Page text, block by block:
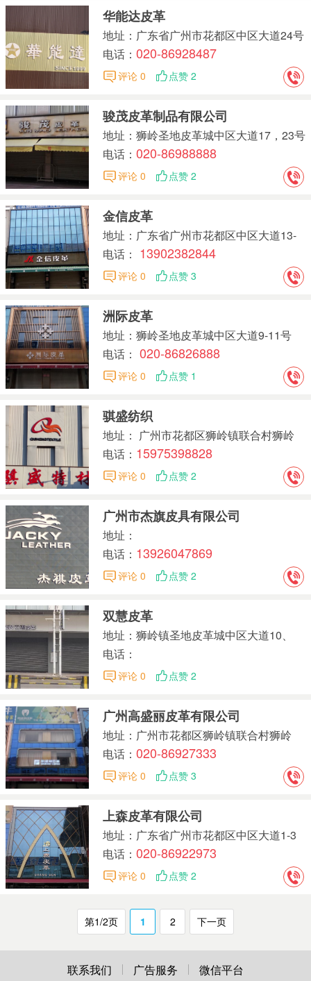
华能达皮革
地址：广东省广州市花都区中区大道24号
电话： 020-86928487
评论 0 点赞 2
骏茂皮革制品有限公司
地址：狮岭圣地皮革城中区大道17，23号
电话： 020-86988888
评论 0 点赞 2
金信皮革
地址：广东省广州市花都区中区大道13-
15号
电话： 13902382844
评论 0 点赞 3
洲际皮革
地址：狮岭圣地皮革城中区大道9-11号
电话： 020-86826888
评论 0 点赞 1
骐盛纺织
地址： 广州市花都区狮岭镇联合村狮岭
(国际)皮革皮具城中区大道22号
电话： 15975398828
评论 0 点赞 2
广州市杰旗皮具有限公司
地址：
电话： 13926047869
评论 0 点赞 2
双慧皮革
地址：狮岭镇圣地皮革城中区大道10、
12、14、16号
电话：
评论 0 点赞 2
广州高盛丽皮革有限公司
地址：广州市花都区狮岭镇联合村狮岭
（国际）皮革皮具城中区大道5、7号
电话： 020-86927333
评论 0 点赞 3
上森皮革有限公司
地址：广东省广州市花都区中区大道1-3
号
电话： 020-86922973
评论 0 点赞 2
第1/2页 1 2 下一页
联系我们 广告服务 微信平台